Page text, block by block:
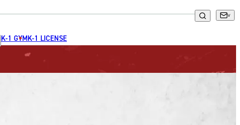
K-1 GYMK-1 LICENSE